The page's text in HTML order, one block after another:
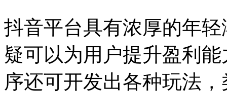
抖音平台具有浓厚的年
疑可以为用户提升盈利
序还可开发出各种玩法